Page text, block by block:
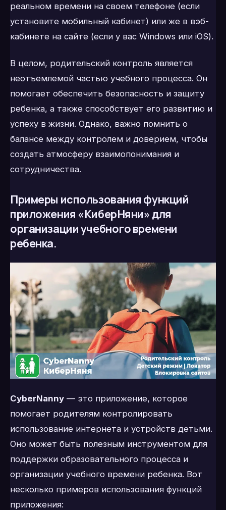
реальном времени на своем телефоне (если
установите мобильный кабинет) или же в вэб-
кабинете на сайте (если у вас Windows или iOS).
В целом, родительский контроль является
неотъемлемой частью учебного процесса. Он
помогает обеспечить безопасность и защиту
ребенка, а также способствует его развитию и
успеху в жизни. Однако, важно помнить о
балансе между контролем и доверием, чтобы
создать атмосферу взаимопонимания и
сотрудничества.
Примеры использования функций
приложения «КиберНяни» для
организации учебного времени
ребенка.
CyberNanny — это приложение, которое
помогает родителям контролировать
использование интернета и устройств детьми.
Оно может быть полезным инструментом для
поддержки образовательного процесса и
организации учебного времени ребенка. Вот
несколько примеров использования функций
приложения: